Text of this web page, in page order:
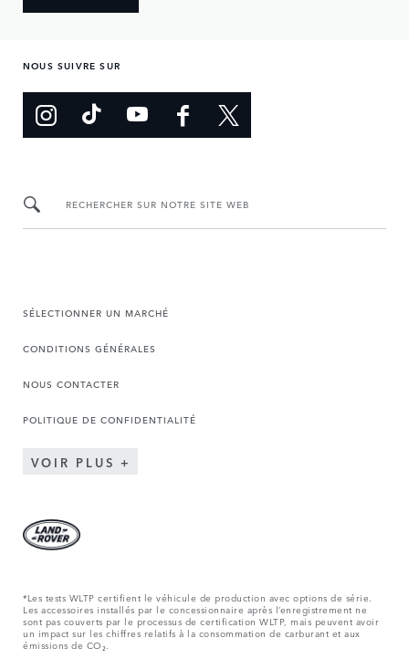
NOUS SUIVRE SUR
RECHERCHER SUR NOTRE SITE WEB
SÉLECTIONNER UN MARCHÉ
CONDITIONS GÉNÉRALES
NOUS CONTACTER
POLITIQUE DE CONFIDENTIALITÉ
VOIR PLUS
*Les tests WLTP certifient le véhicule de production avec options de série.
Les accessoires installés par le concessionnaire après l’enregistrement ne
sont pas couverts par le processus de certification WLTP, mais peuvent avoir
un impact sur les chiffres relatifs à la consommation de carburant et aux
émissions de CO₂.